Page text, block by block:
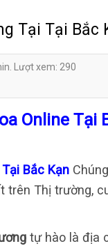
Tại Tại Bắc
Lượt xem: 290
Online Tại
Bắc Kạn
trên Thị trường,
tự hào là địa